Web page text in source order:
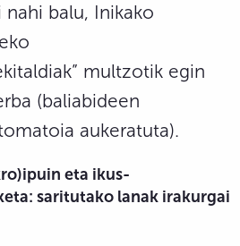
balu, Inikako
multzotik egin
(baliabideen
aukeratuta).
eta ikus-
saritutako lanak irakurgai